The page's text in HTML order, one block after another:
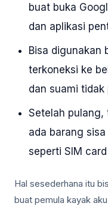
buat buka
dan aplikasi
Bisa digunakan
terkoneksi ke
dan suami tidak
Setelah pulang,
ada barang
seperti SIM
Hal sesederhana itu
buat pemula kayak